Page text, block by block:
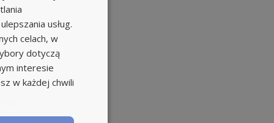
usług.
celach, w
dotyczą
interesie
w każdej chwili